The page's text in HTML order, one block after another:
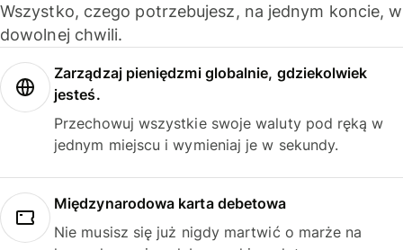
Wszystko, czego potrzebujesz, na jednym koncie, w
dowolnej chwili.
Zarządzaj pieniędzmi globalnie, gdziekolwiek
jesteś.
Przechowuj wszystkie swoje waluty pod ręką w
jednym miejscu i wymieniaj je w sekundy.
Międzynarodowa karta debetowa
Nie musisz się już nigdy martwić o marże na